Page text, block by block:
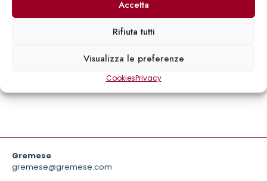
Accetta
Rifiuta tutti
Visualizza le preferenze
CookiesPrivacy
Preparazione al teatro per bambini dagli 8 anni
in su
Gremese
gremese@gremese.com